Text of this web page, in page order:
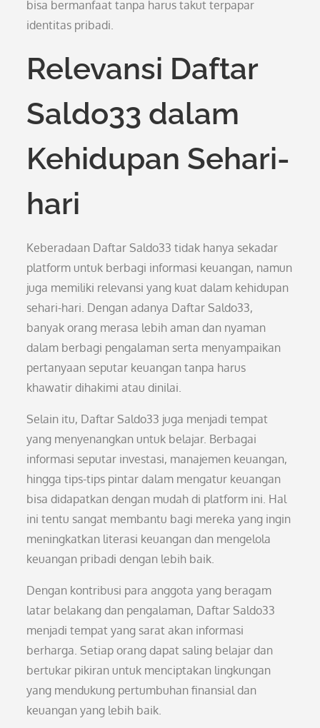
bisa bermanfaat tanpa harus takut terpapar
identitas pribadi.
Relevansi Daftar
Saldo33 dalam
Kehidupan Sehari-
hari
Keberadaan Daftar Saldo33 tidak hanya sekadar
platform untuk berbagi informasi keuangan, namun
juga memiliki relevansi yang kuat dalam kehidupan
sehari-hari. Dengan adanya Daftar Saldo33,
banyak orang merasa lebih aman dan nyaman
dalam berbagi pengalaman serta menyampaikan
pertanyaan seputar keuangan tanpa harus
khawatir dihakimi atau dinilai.
Selain itu, Daftar Saldo33 juga menjadi tempat
yang menyenangkan untuk belajar. Berbagai
informasi seputar investasi, manajemen keuangan,
hingga tips-tips pintar dalam mengatur keuangan
bisa didapatkan dengan mudah di platform ini. Hal
ini tentu sangat membantu bagi mereka yang ingin
meningkatkan literasi keuangan dan mengelola
keuangan pribadi dengan lebih baik.
Dengan kontribusi para anggota yang beragam
latar belakang dan pengalaman, Daftar Saldo33
menjadi tempat yang sarat akan informasi
berharga. Setiap orang dapat saling belajar dan
bertukar pikiran untuk menciptakan lingkungan
yang mendukung pertumbuhan finansial dan
keuangan yang lebih baik.